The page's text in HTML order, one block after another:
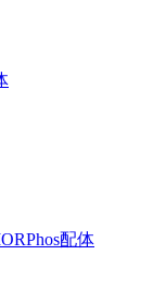
配体